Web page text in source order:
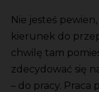
Nie jesteś
kierunek do
chwilę tam
zdecydować się
– do pracy. Praca